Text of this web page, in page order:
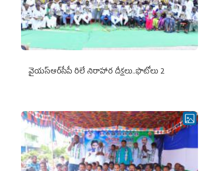
వైయ‌స్ఆర్‌సీపీ రిలే నిరాహార దీక్షలు..ఫొటోలు 2